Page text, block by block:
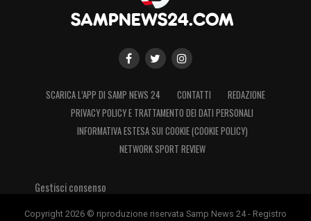
SCARICA L’APP DI SAMP NEWS 24 CONTATTI
REDAZIONE
PRIVACY POLICY E TRATTAMENTO DEI DATI PERSONALI
INFORMATIVA ESTESA SUI COOKIE (COOKIE POLICY)
NETWORK SPORT REVIEW
Gestisci consenso
Copyright 2026 © riproduzione riservata Samp News 24 - Registro